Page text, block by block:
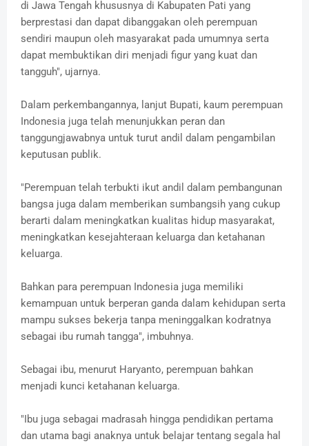
di Jawa Tengah khususnya di Kabupaten Pati yang
berprestasi dan dapat dibanggakan oleh perempuan
sendiri maupun oleh masyarakat pada umumnya serta
dapat membuktikan diri menjadi figur yang kuat dan
tangguh", ujarnya.
Dalam perkembangannya, lanjut Bupati, kaum perempuan
Indonesia juga telah menunjukkan peran dan
tanggungjawabnya untuk turut andil dalam pengambilan
keputusan publik.
"Perempuan telah terbukti ikut andil dalam pembangunan
bangsa juga dalam memberikan sumbangsih yang cukup
berarti dalam meningkatkan kualitas hidup masyarakat,
meningkatkan kesejahteraan keluarga dan ketahanan
keluarga.
Bahkan para perempuan Indonesia juga memiliki
kemampuan untuk berperan ganda dalam kehidupan serta
mampu sukses bekerja tanpa meninggalkan kodratnya
sebagai ibu rumah tangga", imbuhnya.
Sebagai ibu, menurut Haryanto, perempuan bahkan
menjadi kunci ketahanan keluarga.
"Ibu juga sebagai madrasah hingga pendidikan pertama
dan utama bagi anaknya untuk belajar tentang segala hal